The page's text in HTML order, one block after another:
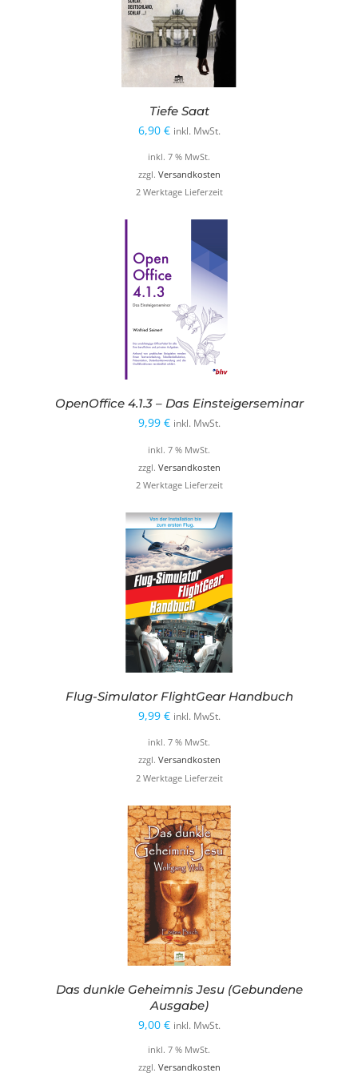
Tiefe Saat
6,90 € inkl. MwSt.
inkl. 7 % MwSt.
zzgl. Versandkosten
2 Werktage Lieferzeit
OpenOffice 4.1.3 – Das Einsteigerseminar
9,99 € inkl. MwSt.
inkl. 7 % MwSt.
zzgl. Versandkosten
2 Werktage Lieferzeit
Flug-Simulator FlightGear Handbuch
9,99 € inkl. MwSt.
inkl. 7 % MwSt.
zzgl. Versandkosten
2 Werktage Lieferzeit
Das dunkle Geheimnis Jesu (Gebundene
Ausgabe)
9,00 € inkl. MwSt.
inkl. 7 % MwSt.
zzgl. Versandkosten